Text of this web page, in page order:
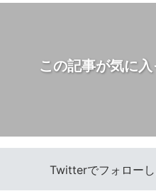
この記事が気に
Twitterでフォローし